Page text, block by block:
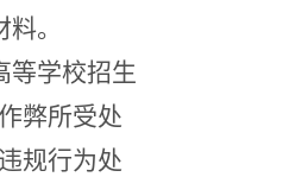
。
等学校招生
弊所受处
规行为处